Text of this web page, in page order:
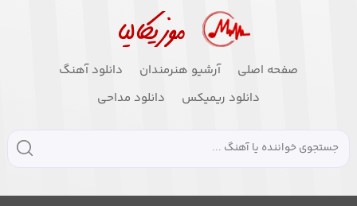
صفحه اصلی آرشیو هنرمندان
دانلود آهنگ
دانلود ریمیکس
دانلود مداحی